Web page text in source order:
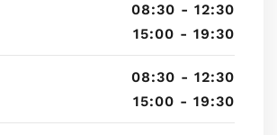
08:30 - 12:30
15:00 - 19:30
08:30 - 12:30
15:00 - 19:30